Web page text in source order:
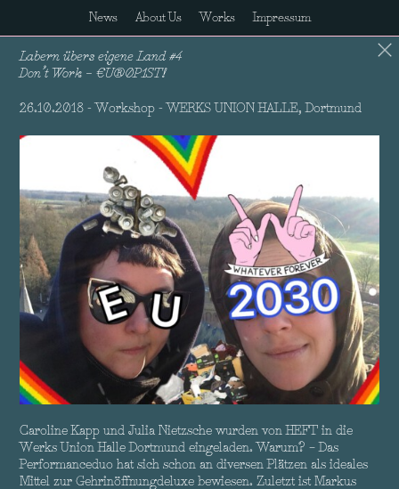
Labern übers eigene Land #4
Don’t Work – €U®0P1ST!
26.10.2018 - Workshop - WERKS UNION HALLE, Dortmund
Caroline Kapp und Julia Nietzsche wurden von HEFT in die
Werks Union Halle Dortmund eingeladen. Warum? – Das
Performanceduo hat sich schon an diversen Plätzen als ideales
Mittel zur Gehrinöffnungdeluxe bewiesen. Zuletzt ist Markus
News About Us Works Impressum